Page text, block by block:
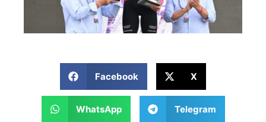
Facebook X
WhatsApp Telegram